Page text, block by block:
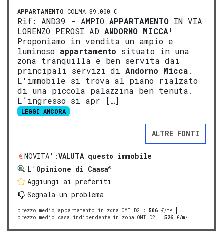
APPARTAMENTO COLMA 39.000 €
Rif: AND39 - AMPIO APPARTAMENTO IN VIA
LORENZO PEROSI AD ANDORNO MICCA!
Proponiamo in vendita un ampio e
luminoso appartamento situato in una
zona tranquilla e ben servita dai
principali servizi di Andorno Micca .
L'immobile si trova al piano rialzato
di una piccola palazzina ben tenuta.
L’ingresso si apr […]
LEGGI ANCORA
ALTRE FONTI
NOVITA':VALUTA questo immobile
L' Opinione di Caasa®
Aggiungi ai preferiti
Segnala un problema
prezzo medio appartamento in zona OMI D2 : 506 €/m²
prezzo medio casa indipendente in zona OMI D2 : 526 €/m²